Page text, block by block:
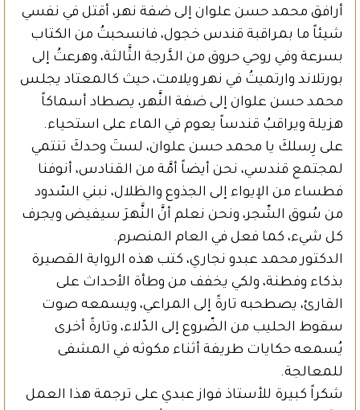
أرافق محمد حسن علوان إلى ضفة نهر، أقتل في نفسي
شيئاً ما بمراقبة قندس خجول، فانسحبتُ من الكتاب
بسرعة وفي روحي حروق من الدَّرجة الثَّالثة، وهرعتُ إلى
بورتلاند وارتميتُ في نهر ويلامت، حيث كالمعتاد يجلس
محمد حسن علوان إلى ضفة النَّهر، يصطاد أسماكاً
هزيلة ويراقبُ قندساً يعوم في الماء على استحياء.
على رِسلكَ يا محمد حسن علوان، لستَ وحدكَ تنتمي
لمجتمع قندسي، نحن أيضاً أمَّة من القنادس، أنوفنا
فطساء من الإيواء إلى الجذوع والظلال، نبني السّدود
من سُوق الشّجر، ونحن نعلم أنَّ النَّهرَ سيفيض ويجرف
كل شيء، كما فعل في العام المنصرم.
الدكتور محمد عبدو نجاري، كتب هذه الرواية القصيرة
بذكاء وفطنة، ولكي يخفف من وطأة الأحداث على
القارئ، يصطحبه تارةً إلى المراعي، ويسمعه صوت
سقوط الحليب من الضّروع إلى الدّلاء، وتارةً أخرى
يُسمعه حكايات طريفة أثناء مكوثه في المشفى
للمعالجة.
شكراً كبيرة للأستاذ فواز عبدي على ترجمة هذا العمل